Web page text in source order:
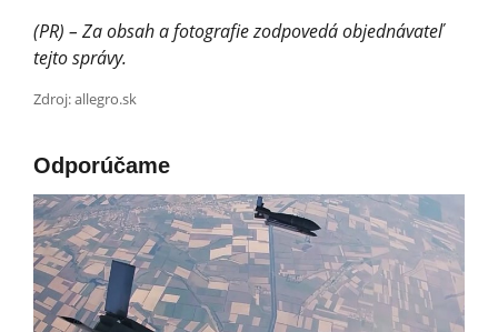
(PR) – Za obsah a fotografie zodpovedá objednávateľ
tejto správy.
Zdroj: allegro.sk
Odporúčame